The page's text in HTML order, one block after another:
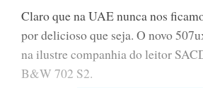
Claro que na UAE nunca nos
por delicioso que seja. O novo
na ilustre companhia do leitor
B&W 702 S2.